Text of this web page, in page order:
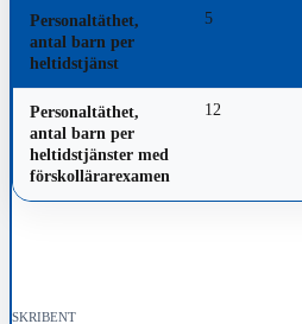
Personaltäthet,
antal barn per
heltidstjänst
5
Personaltäthet,
antal barn per
heltidstjänster med
förskollärarexamen
12
SKRIBENT